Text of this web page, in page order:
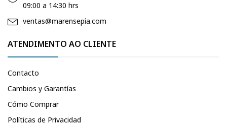
09:00 a 14:30 hrs
ventas@marensepia.com
ATENDIMENTO AO CLIENTE
Contacto
Cambios y Garantías
Cómo Comprar
Políticas de Privacidad